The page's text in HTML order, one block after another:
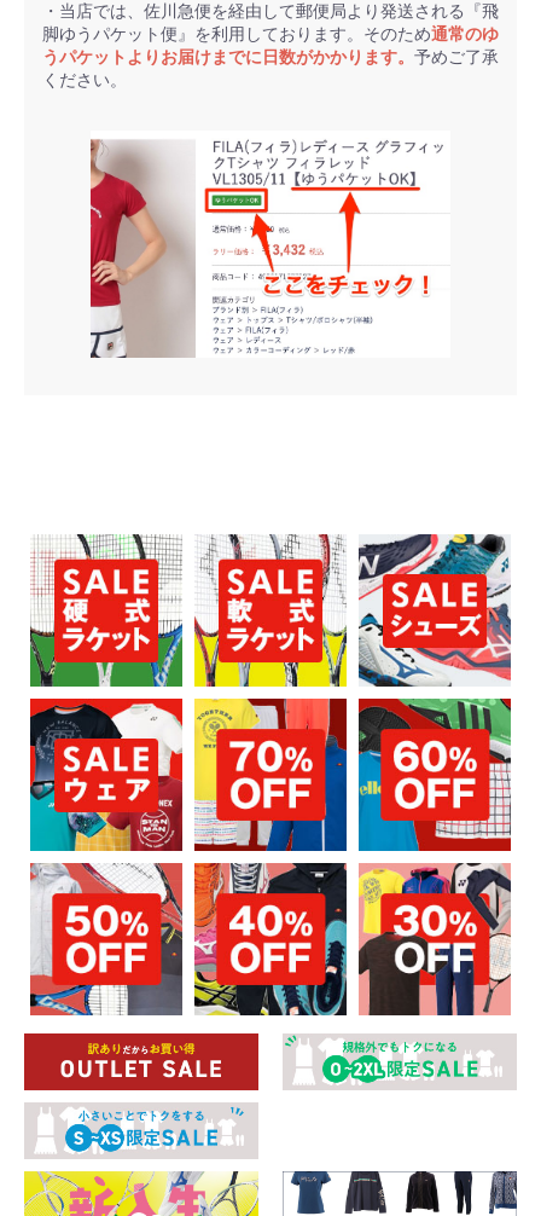
・当店では、佐川急便を経由して郵便局より発送される『飛
脚ゆうパケット便』を利用しております。そのため通常のゆ
うパケットよりお届けまでに日数がかかります。 予めご了承
ください。